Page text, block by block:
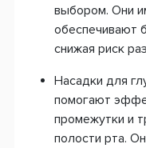
выбором. Они
обеспечивают
снижая риск
Насадки для
помогают
промежутки и
полости рта.